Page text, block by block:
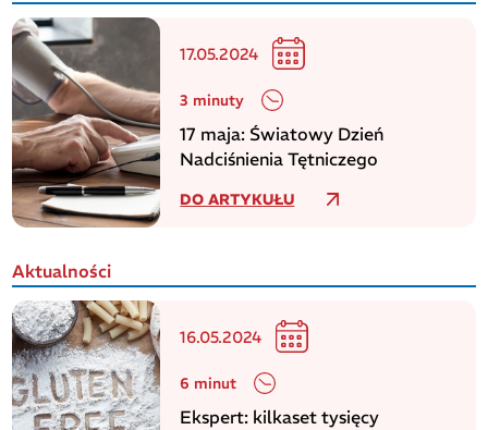
17.05.2024
3 minuty
17 maja: Światowy Dzień
Nadciśnienia Tętniczego
DO ARTYKUŁU
Aktualności
16.05.2024
6 minut
Ekspert: kilkaset tysięcy